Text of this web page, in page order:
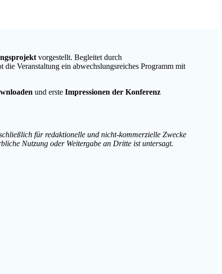
vorgestellt. Begleitet durch
die Veranstaltung ein abwechslungsreiches Programm mit
und erste Impressionen der Konferenz
für redaktionelle und nicht-kommerzielle Zwecke
Nutzung oder Weitergabe an Dritte ist untersagt.